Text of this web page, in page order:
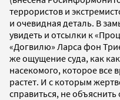
террористов и
и очевидная деталь. В
увидеть и отсылки к
«Догвилю» Ларса фон
же ощущение суда, как
насекомого, которое все
растет. И с которым
справиться, не